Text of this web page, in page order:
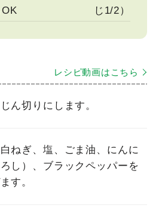
じ1/2）
レシピ動画はこちら
ん切りにします。
ねぎ、塩、ごま油、にんに
し）、ブラックペッパーを
す。